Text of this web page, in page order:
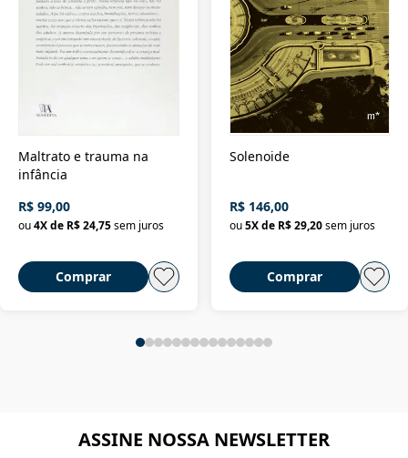
Maltrato e trauma na
infância
R$ 99,00
ou4X de R$ 24,75sem juros
Comprar
Solenoide
R$ 146,00
ou 5X de R$ 29,20 sem juros
Comprar
ASSINE NOSSA NEWSLETTER